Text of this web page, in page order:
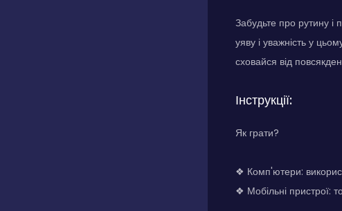
Забудьте про рутину і
уяву і уважність у
сховайся від
Інструкції:
Як грати?
❖ Комп'ютери:
❖ Мобільні пристрої: